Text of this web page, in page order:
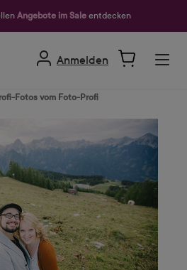
Angebote im Sale entdecken
Anmelden
Fotos vom Foto-Profi